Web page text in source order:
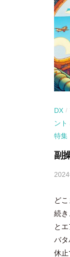
DX /
ント
特集
副
ど
続き
と
バ
休